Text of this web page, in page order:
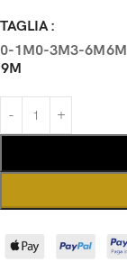
TAGLIA
0-1M0-3M3-6M6M
9M